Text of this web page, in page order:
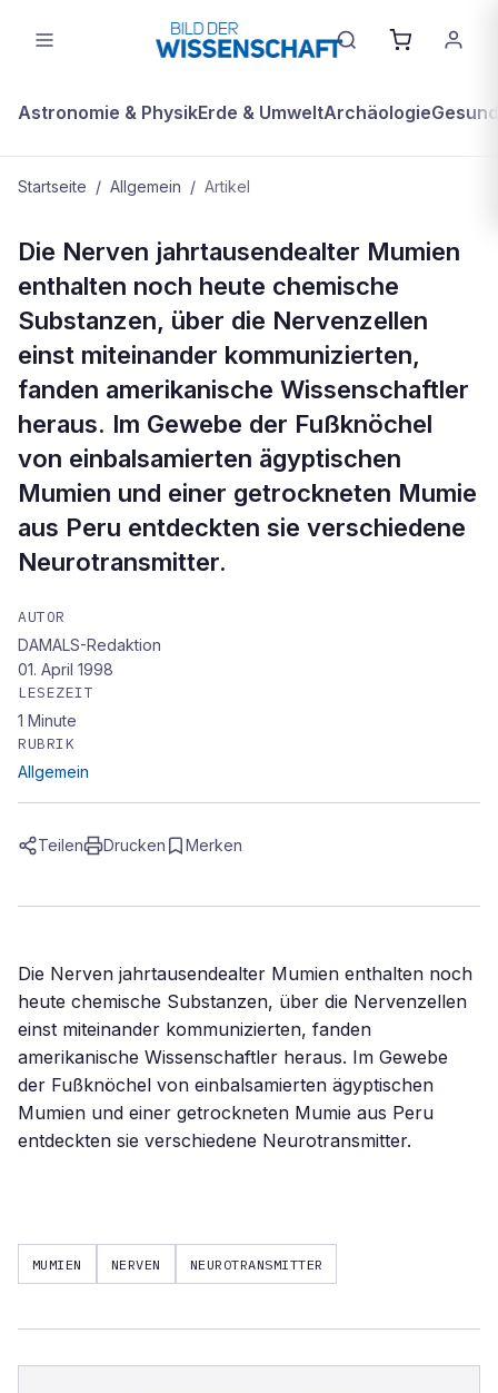
Astronomie & PhysikErde & UmweltArchäologie
Startseite / Allgemein / Artikel
Die Nerven der Pharaonen
Die Nerven jahrtausendealter Mumien
enthalten noch heute chemische
Substanzen, über die Nervenzellen
einst miteinander kommunizierten,
fanden amerikanische Wissenschaftler
heraus. Im Gewebe der Fußknöchel
von einbalsamierten ägyptischen
Mumien und einer getrockneten Mumie
aus Peru entdeckten sie verschiedene
Neurotransmitter.
AUTOR
DAMALS-Redaktion
01. April 1998
LESEZEIT
1 Minute
RUBRIK
Allgemein
Teilen Drucken Merken
Die Nerven jahrtausendealter Mumien enthalten noch
heute chemische Substanzen, über die Nervenzellen
einst miteinander kommunizierten, fanden
amerikanische Wissenschaftler heraus. Im Gewebe
der Fußknöchel von einbalsamierten ägyptischen
Mumien und einer getrockneten Mumie aus Peru
entdeckten sie verschiedene Neurotransmitter.
MUMIEN NERVEN NEUROTRANSMITTER